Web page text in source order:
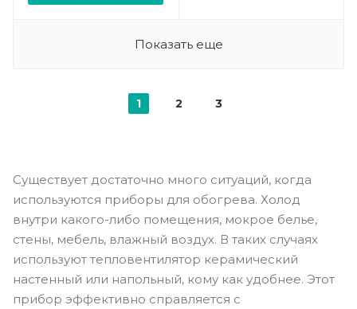
Показать еще
1 2 3
Существует достаточно много ситуаций, когда
используются приборы для обогрева. Холод
внутри какого-либо помещения, мокрое белье,
стены, мебель, влажный воздух. В таких случаях
используют тепловентилятор керамический
настенный или напольный, кому как удобнее. Этот
прибор эффективно справляется с